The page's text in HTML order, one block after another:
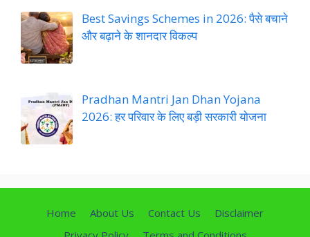
Best Savings Schemes in 2026: पैसे बचाने
और बढ़ाने के शानदार विकल्प
Pradhan Mantri Jan Dhan Yojana
2026: हर परिवार के लिए बड़ी सरकारी योजना
Home About Us Contact Us
Disclaimer